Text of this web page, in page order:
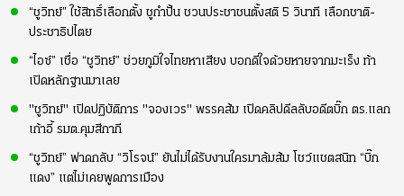
“ชูวิทย์” ใช้สิทธิ์เลือกตั้ง ชูกำปั้น ชวนประชาชนตั้งสติ 5 วินาที เลือกชาติ-
ประชาธิปไตย
“ไอซ์” เชื่อ “ชูวิทย์” ช่วยภูมิใจไทยหาเสียง บอกดีใจด้วยหายจากมะเร็ง ท้า
เปิดหลักฐานมาเลย
"ชูวิทย์" เปิดปฏิบัติการ "จองเวร" พรรคส้ม เปิดคลิปดีลลับอดีตบิ๊ก ตร.แลก
เก้าอี้ รมต.คุมสีกากี
“ชูวิทย์” ฟาดกลับ “วิโรจน์” ยันไม่ได้รับงานใครมาล้มส้ม โชว์แชตสนิท “บิ๊ก
แดง” แต่ไม่เคยพูดการเมือง